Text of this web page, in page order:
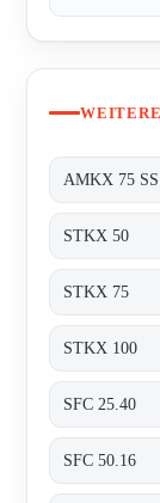
AMKX 75 SS
STKX 50
STKX 75
STKX 100
SFC 25.40
SFC 50.16